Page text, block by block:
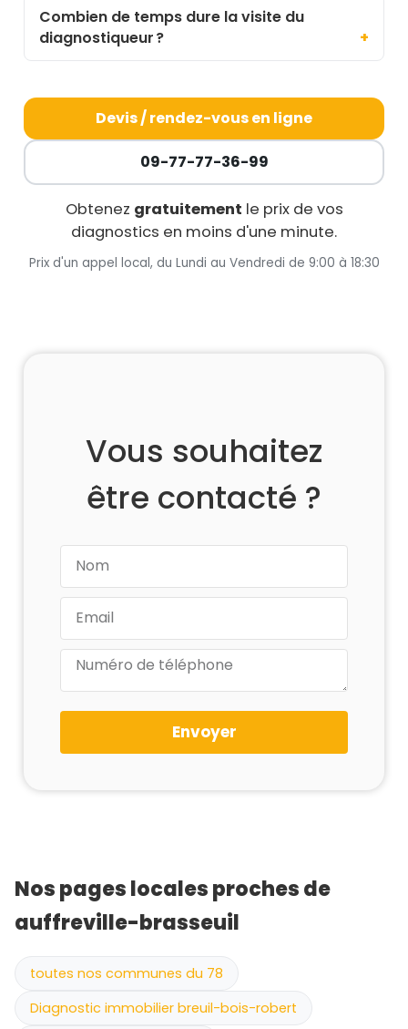
Combien de temps dure la visite du
diagnostiqueur ?
Devis / rendez-vous en ligne
09-77-77-36-99
Obtenez gratuitement le prix de vos
diagnostics en moins d'une minute.
Prix d'un appel local, du Lundi au Vendredi de 9:00 à 18:30
Vous souhaitez
être contacté ?
Envoyer
Nos pages locales proches de
auffreville-brasseuil
toutes nos communes du 78
Diagnostic immobilier breuil-bois-robert